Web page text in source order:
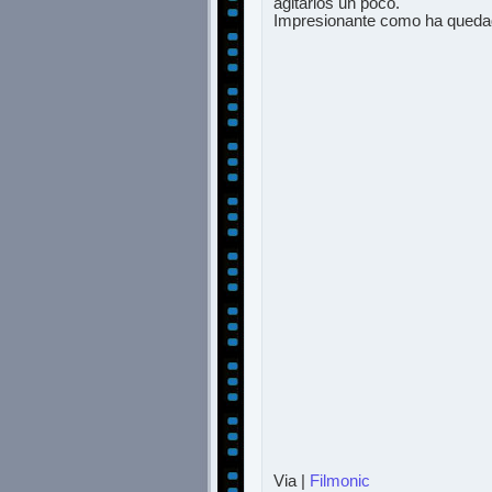
Impresionante como ha
Via | Filmonic